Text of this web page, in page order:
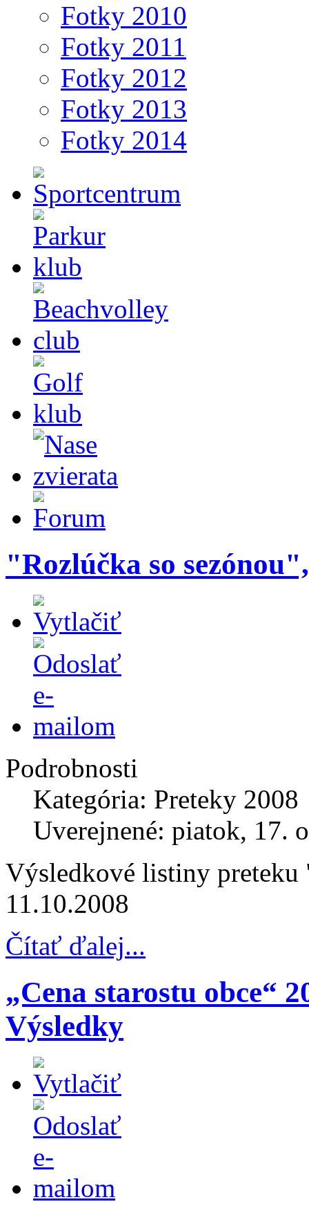
Fotky 2010
Fotky 2011
Fotky 2012
Fotky 2013
Fotky 2014
"Rozlúčka so
Podrobnosti
Kategória: Preteky 2008
Uverejnené: piatok, 17.
Výsledkové listiny preteku
11.10.2008
Čítať ďalej...
„Cena starostu obce“
Výsledky